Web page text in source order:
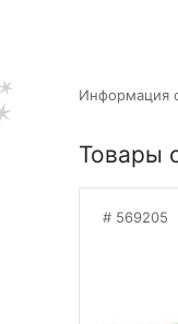
Информация
Товары
569205